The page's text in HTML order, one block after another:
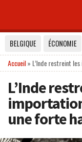
BELGIQUE ÉCONOMIE
Accueil» L’Inde restreint
L’Inde
une forte